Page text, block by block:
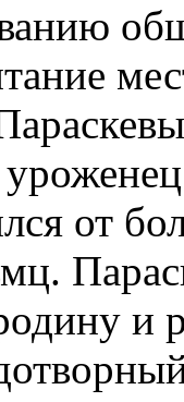
от
и